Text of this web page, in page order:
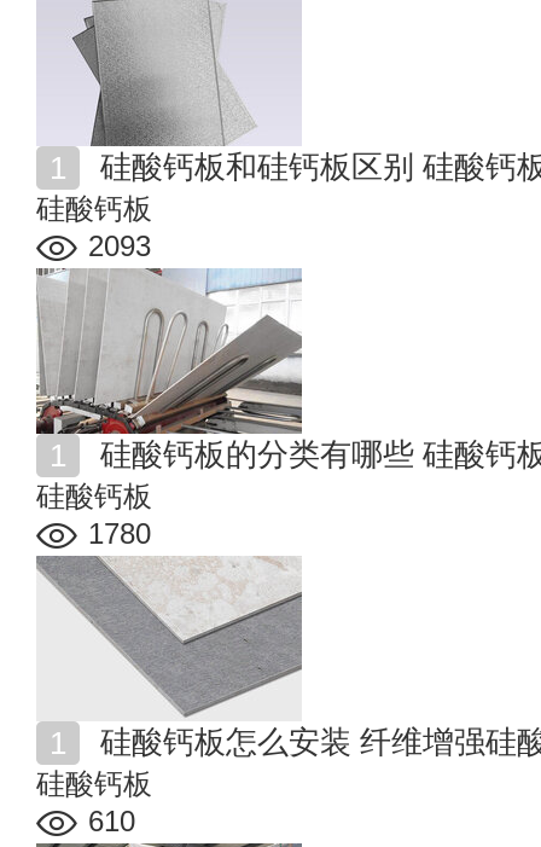
硅酸钙板和硅钙板区别 硅酸钙
硅酸钙板
2093
硅酸钙板的分类有哪些 硅酸钙
硅酸钙板
1780
硅酸钙板怎么安装 纤维增强硅
硅酸钙板
610